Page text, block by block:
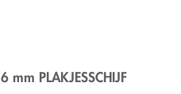
6 mm PLAKJESSCHIJF